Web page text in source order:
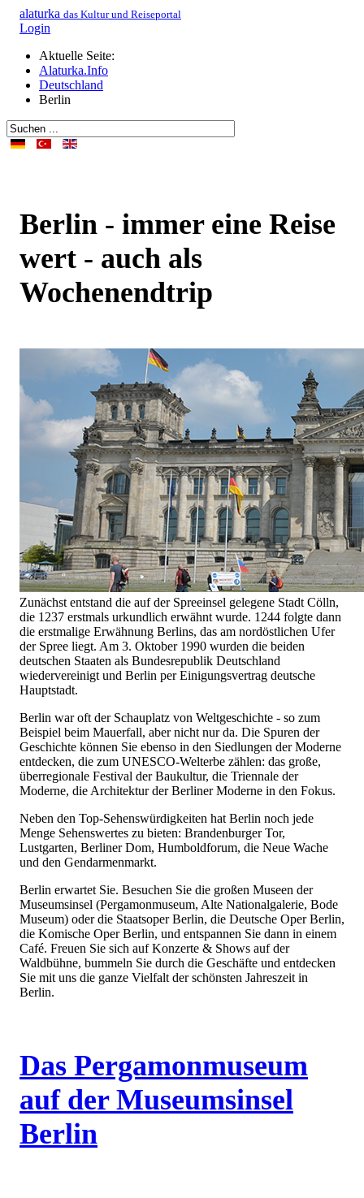
alaturka das Kultur und Reiseportal
Login
Aktuelle Seite:
Alaturka.Info
Deutschland
Berlin
Berlin - immer eine Reise
wert - auch als
Wochenendtrip
Zunächst entstand die auf der Spreeinsel gelegene Stadt Cölln,
die 1237 erstmals urkundlich erwähnt wurde. 1244 folgte dann
die erstmalige Erwähnung Berlins, das am nordöstlichen Ufer
der Spree liegt. Am 3. Oktober 1990 wurden die beiden
deutschen Staaten als Bundesrepublik Deutschland
wiedervereinigt und Berlin per Einigungsvertrag deutsche
Hauptstadt.
Berlin war oft der Schauplatz von Weltgeschichte - so zum
Beispiel beim Mauerfall, aber nicht nur da. Die Spuren der
Geschichte können Sie ebenso in den Siedlungen der Moderne
entdecken, die zum UNESCO-Welterbe zählen: das große,
überregionale Festival der Baukultur, die Triennale der
Moderne, die Architektur der Berliner Moderne in den Fokus.
Neben den Top-Sehenswürdigkeiten hat Berlin noch jede
Menge Sehenswertes zu bieten: Brandenburger Tor,
Lustgarten, Berliner Dom, Humboldforum, die Neue Wache
und den Gendarmenmarkt.
Berlin erwartet Sie. Besuchen Sie die großen Museen der
Museumsinsel (Pergamonmuseum, Alte Nationalgalerie, Bode
Museum) oder die Staatsoper Berlin, die Deutsche Oper Berlin,
die Komische Oper Berlin, und entspannen Sie dann in einem
Café. Freuen Sie sich auf Konzerte & Shows auf der
Waldbühne, bummeln Sie durch die Geschäfte und entdecken
Sie mit uns die ganze Vielfalt der schönsten Jahreszeit in
Berlin.
Das Pergamonmuseum
auf der Museumsinsel
Berlin